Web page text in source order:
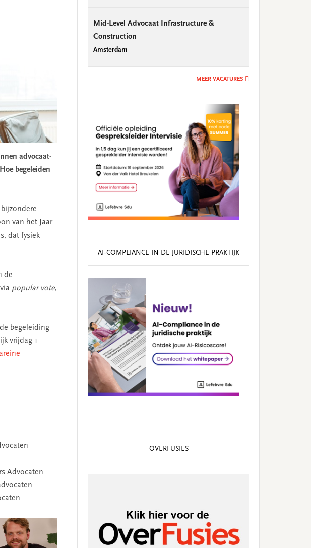
advocaat-
begeleiden
van het Jaar
dat fysiek
de
popular vote,
begeleiding
vrijdag 1
Advocaten
Mid-Level Advocaat Infrastructure &
Construction
Amsterdam
MEER VACATURES
AI‑COMPLIANCE IN DE JURIDISCHE PRAKTIJK
OVERFUSIES